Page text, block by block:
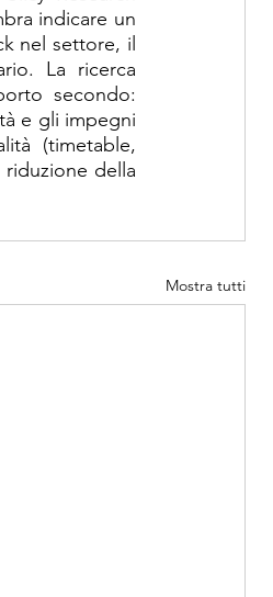
indicare un
nel settore, il
La ricerca
secondo:
e gli impegni
(timetable,
della
Mostra tutti